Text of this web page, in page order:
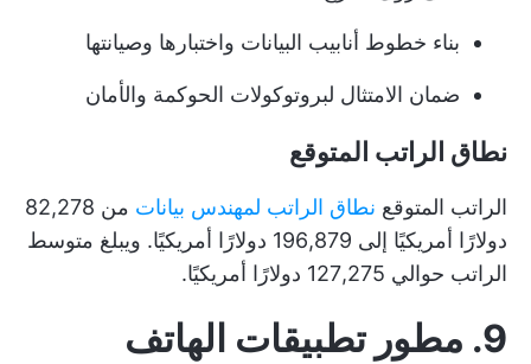
بناء خطوط أنابيب البيانات واختبارها وصيانتها
ضمان الامتثال لبروتوكولات الحوكمة والأمان
نطاق الراتب المتوقع
الراتب المتوقع نطاق الراتب لمهندس بيانات
من 82,278
دولارًا أمريكيًا إلى 196,879 دولارًا أمريكيًا. ويبلغ متوسط
الراتب حوالي 127,275 دولارًا أمريكيًا.
9. مطور تطبيقات الهاتف